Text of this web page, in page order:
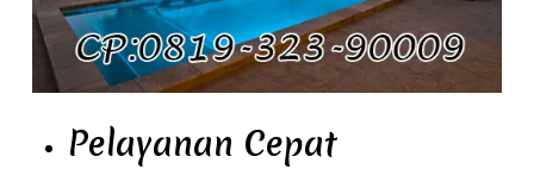
Pelayanan Cepat